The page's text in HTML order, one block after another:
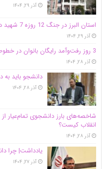
آذر ۲۹, ۱۴۰۴
استان البرز در جنگ 12 روزه 7 شهید دانشجو تقدیم انقلاب کرد
آذر ۲۹, ۱۴۰۴
3 روز رفت‌وآمد رایگان بانوان در خطوط اتوبوسرانی شهری کرج
آذر ۲۸, ۱۴۰۴
دانشجو باید
آذر ۲۸, ۱۴۰۴
شاخصه‌های بارز دانشجوی تمام‌عیار از
انقلاب کیست؟
آذر ۲۸, ۱۴۰۴
یادداشت| چرا
آذر ۲۷, ۱۴۰۴